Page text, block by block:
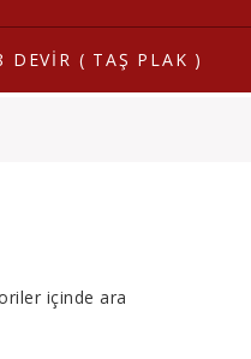
DEVİR ( TAŞ PLAK )
içinde ara